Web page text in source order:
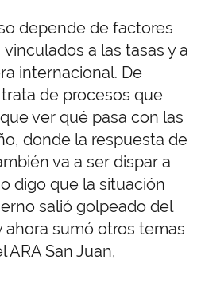
depende de factores
a las tasas y a
internacional. De
de procesos que
ver qué pasa con las
donde la respuesta de
va a ser dispar a
digo que la situación
salió golpeado del
ahora sumó otros temas
ARA San Juan,